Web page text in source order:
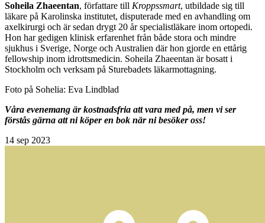
Soheila Zhaeentan, författare till Kroppssmart, utbildade sig till
läkare på Karolinska institutet, disputerade med en avhandling om
axelkirurgi och är sedan drygt 20 år specialistläkare inom ortopedi.
Hon har gedigen klinisk erfarenhet från både stora och mindre
sjukhus i Sverige, Norge och Australien där hon gjorde en ettårig
fellowship inom idrottsmedicin. Soheila Zhaeentan är bosatt i
Stockholm och verksam på Sturebadets läkarmottagning.
Foto på Sohelia: Eva Lindblad
Våra evenemang är kostnadsfria att vara med på, men vi ser
förstås gärna att ni köper en bok när ni besöker oss!
14 sep 2023